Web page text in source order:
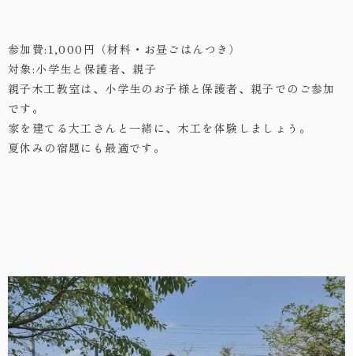
参加費:1,000円（材料・お昼ごはんつき）
対象:小学生と保護者、親子
親子木工教室は、小学生のお子様と保護者、親子でのご参加
です。
家を建てる大工さんと一緒に、木工を体験しましょう。
夏休みの宿題にも最適です。